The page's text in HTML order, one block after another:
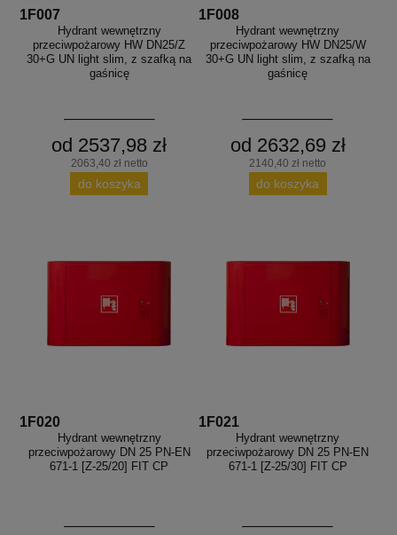
1F007
Hydrant wewnętrzny
przeciwpożarowy HW DN25/Z
30+G UN light slim, z szafką na
gaśnicę
od 2537,98 zł
2063,40 zł netto
do koszyka
1F008
Hydrant wewnętrzny
przeciwpożarowy HW DN25/W
30+G UN light slim, z szafką na
gaśnicę
od 2632,69 zł
2140,40 zł netto
do koszyka
1F020
Hydrant wewnętrzny
przeciwpożarowy DN 25 PN-EN
671-1 [Z-25/20] FIT CP
1F021
Hydrant wewnętrzny
przeciwpożarowy DN 25 PN-EN
671-1 [Z-25/30] FIT CP